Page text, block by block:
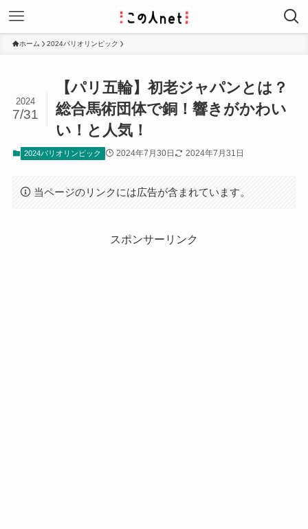
ホーム 2024パリオリンピック
【パリ五輪】初老ジャパンとは？
総合馬術団体で銅！響きがかわい
い！と人気！
2024
7/31
2024パリオリンピック 2024年7月30日 2024年7月31日
当ページのリンクには広告が含まれています。
スポンサーリンク